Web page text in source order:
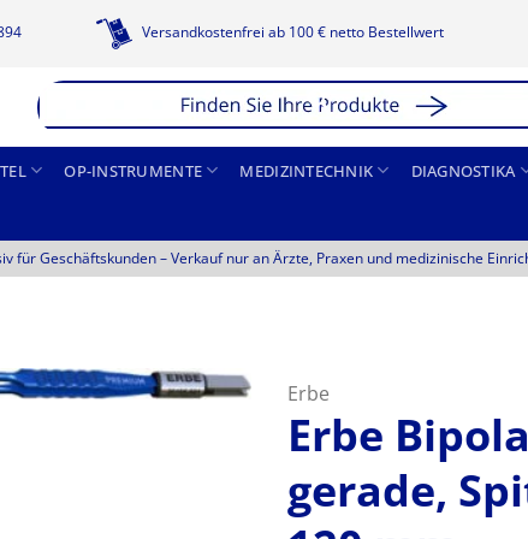
Versandkostenfrei ab 100 € netto Bestellwert
OP-INSTRUMENTE MEDIZINTECHNIK DIAGNOSTIKA
für Geschäftskunden –Verkauf nur an Ärzte, Praxen und medizinische
Erbe
Erbe
gerade,